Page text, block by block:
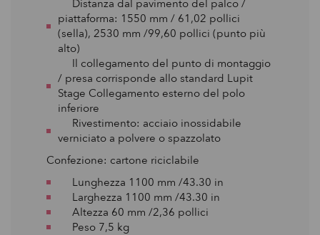
Distanza dal pavimento del palco /
piattaforma: 1550 mm / 61,02 pollici
(sella), 2530 mm /99,60 pollici (punto più
alto)
Il collegamento del punto di montaggio
/ presa corrisponde allo standard Lupit
Stage Collegamento esterno del polo
inferiore
Rivestimento: acciaio inossidabile
verniciato a polvere o spazzolato
Confezione: cartone riciclabile
Lunghezza 1100 mm /43.30 in
Larghezza 1100 mm /43.30 in
Altezza 60 mm /2,36 pollici
Peso 7,5 kg